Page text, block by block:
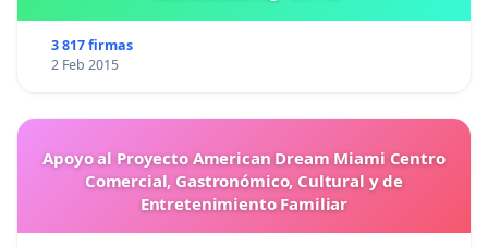
3 817 firmas
2 Feb 2015
Apoyo al Proyecto American Dream Miami Centro
Comercial, Gastronómico, Cultural y de
Entretenimiento Familiar